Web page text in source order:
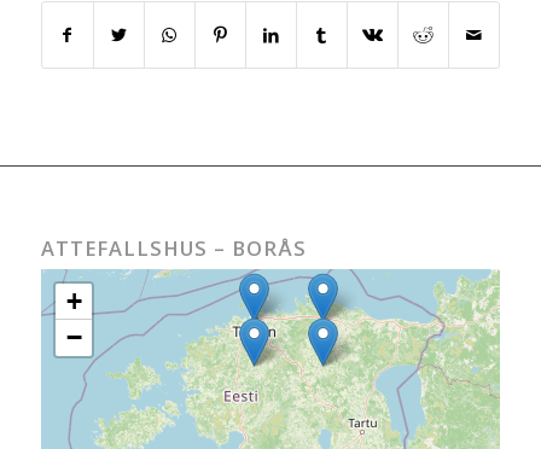
ATTEFALLSHUS – BORÅS
+
−